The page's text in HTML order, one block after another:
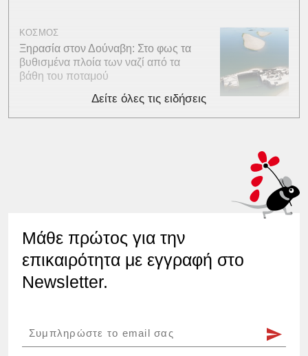
ΚΟΣΜΟΣ
Ξηρασία στον Δούναβη: Στο φως τα
βυθισμένα πλοία των ναζί από τα
βάθη του ποταμού
Δείτε όλες τις ειδήσεις
Μάθε πρώτος για την
επικαιρότητα με εγγραφή στο
Newsletter.